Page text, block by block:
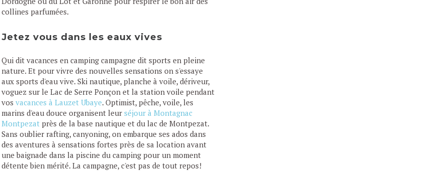
collines parfumées.
Jetez vous dans les eaux vives
Qui dit vacances en camping campagne dit sports en pleine
nature. Et pour vivre des nouvelles sensations on s'essaye
aux sports d'eau vive. Ski nautique, planche à voile, dériveur,
voguez sur le Lac de Serre Ponçon et la station voile pendant
vosvacances à Lauzet Ubaye. Optimist, pêche, voile, les
marins d'eau douce organisent leurséjour à Montagnac
Montpezat près de la base nautique et du lac de Montpezat.
Sans oublier rafting, canyoning, on embarque ses ados dans
des aventures à sensations fortes près de sa location avant
une baignade dans la piscine du camping pour un moment
détente bien mérité. La campagne, c'est pas de tout repos!